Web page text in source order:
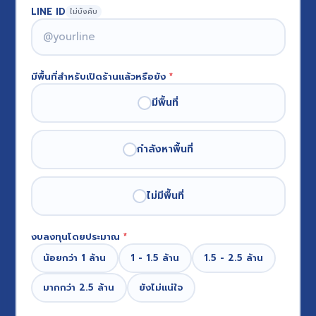
LINE ID ไม่บังคับ
มีพื้นที่สำหรับเปิดร้านแล้วหรือยัง *
มีพื้นที่
กำลังหาพื้นที่
ไม่มีพื้นที่
งบลงทุนโดยประมาณ *
น้อยกว่า 1 ล้าน
1 - 1.5 ล้าน 1.5 - 2.5 ล้าน
มากกว่า 2.5 ล้าน ยังไม่แน่ใจ